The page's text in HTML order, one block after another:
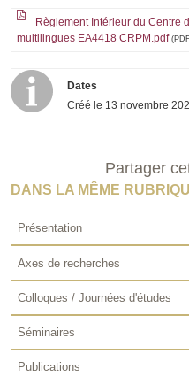
Règlement Intérieur du Centre
multilingues EA4418 CRPM.pdf
Dates
Créé le 13 novembre
Partager
DANS LA MÊME
Présentation
Axes de recherches
Colloques / Journées d'études
Séminaires
Publications